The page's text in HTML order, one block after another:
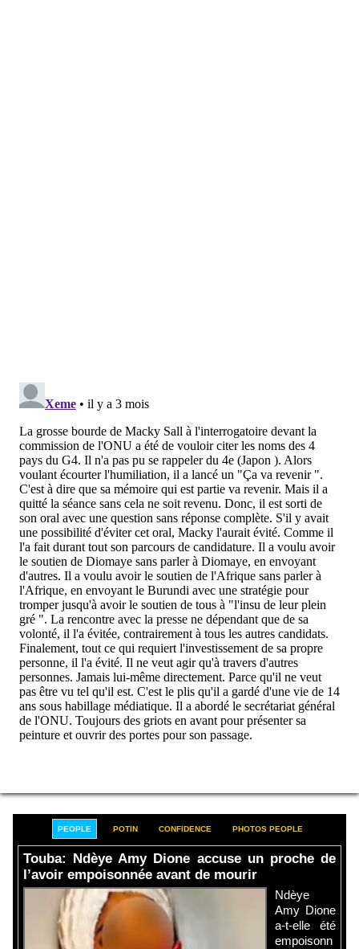
PEOPLE POTIN CONFIDENCE PHOTOS PEOPLE
Touba: Ndèye Amy Dione accuse un proche de
l’avoir empoisonnée avant de mourir
Ndèye
Amy Dione
a-t-elle été
empoisonn